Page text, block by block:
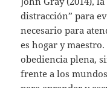
distracción” para
necesario para
es hogar y
obediencia plena,
frente a los